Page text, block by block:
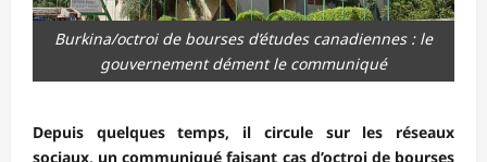
Burkina/octroi de bourses d’études canadiennes : le
gouvernement dément le communiqué
Depuis quelques temps, il circule sur les réseaux
sociaux, un communiqué faisant cas d’octroi de bourses